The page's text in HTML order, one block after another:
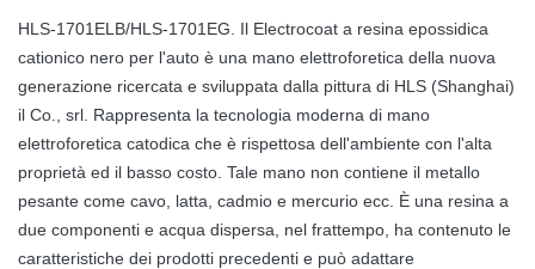
HLS-1701ELB/HLS-1701EG. Il Electrocoat a resina epossidica
cationico nero per l'auto è una mano elettroforetica della nuova
generazione ricercata e sviluppata dalla pittura di HLS (Shanghai)
il Co., srl. Rappresenta la tecnologia moderna di mano
elettroforetica catodica che è rispettosa dell'ambiente con l'alta
proprietà ed il basso costo. Tale mano non contiene il metallo
pesante come cavo, latta, cadmio e mercurio ecc. È una resina a
due componenti e acqua dispersa, nel frattempo, ha contenuto le
caratteristiche dei prodotti precedenti e può adattare